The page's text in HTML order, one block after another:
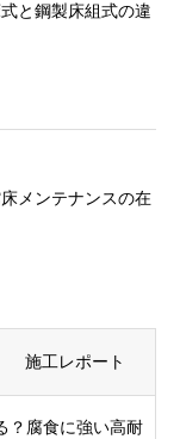
と鋼製床組式の違
メンテナンスの在
施工レポート
？腐食に強い高耐